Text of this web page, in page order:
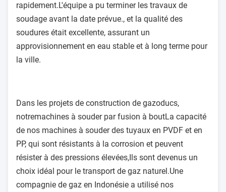
rapidement.L'équipe a pu terminer les travaux de
soudage avant la date prévue., et la qualité des
soudures était excellente, assurant un
approvisionnement en eau stable et à long terme pour
la ville.
Dans les projets de construction de gazoducs,
notremachines à souder par fusion à boutLa capacité
de nos machines à souder des tuyaux en PVDF et en
PP, qui sont résistants à la corrosion et peuvent
résister à des pressions élevées,Ils sont devenus un
choix idéal pour le transport de gaz naturel.Une
compagnie de gaz en Indonésie a utilisé nos